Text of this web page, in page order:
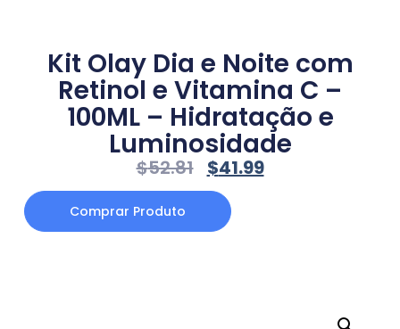
Kit Olay Dia e Noite com
Retinol e Vitamina C –
100ML – Hidratação e
Luminosidade
$52.81 $41.99
Comprar Produto